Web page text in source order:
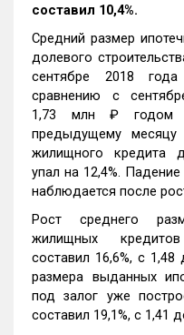
составил 10,4%.
Средний размер
долевого
сентябре 2018
сравнению с
1,73 млн ₽ годом
предыдущему месяцу
жилищного кредита
упал на 12,4%.
наблюдается после
Рост среднего
жилищных
составил 16,6%, c
размера выданных
под залог уже
составил 19,1%, c 1,41